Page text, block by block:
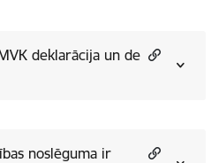
deklarācija un de
noslēguma ir